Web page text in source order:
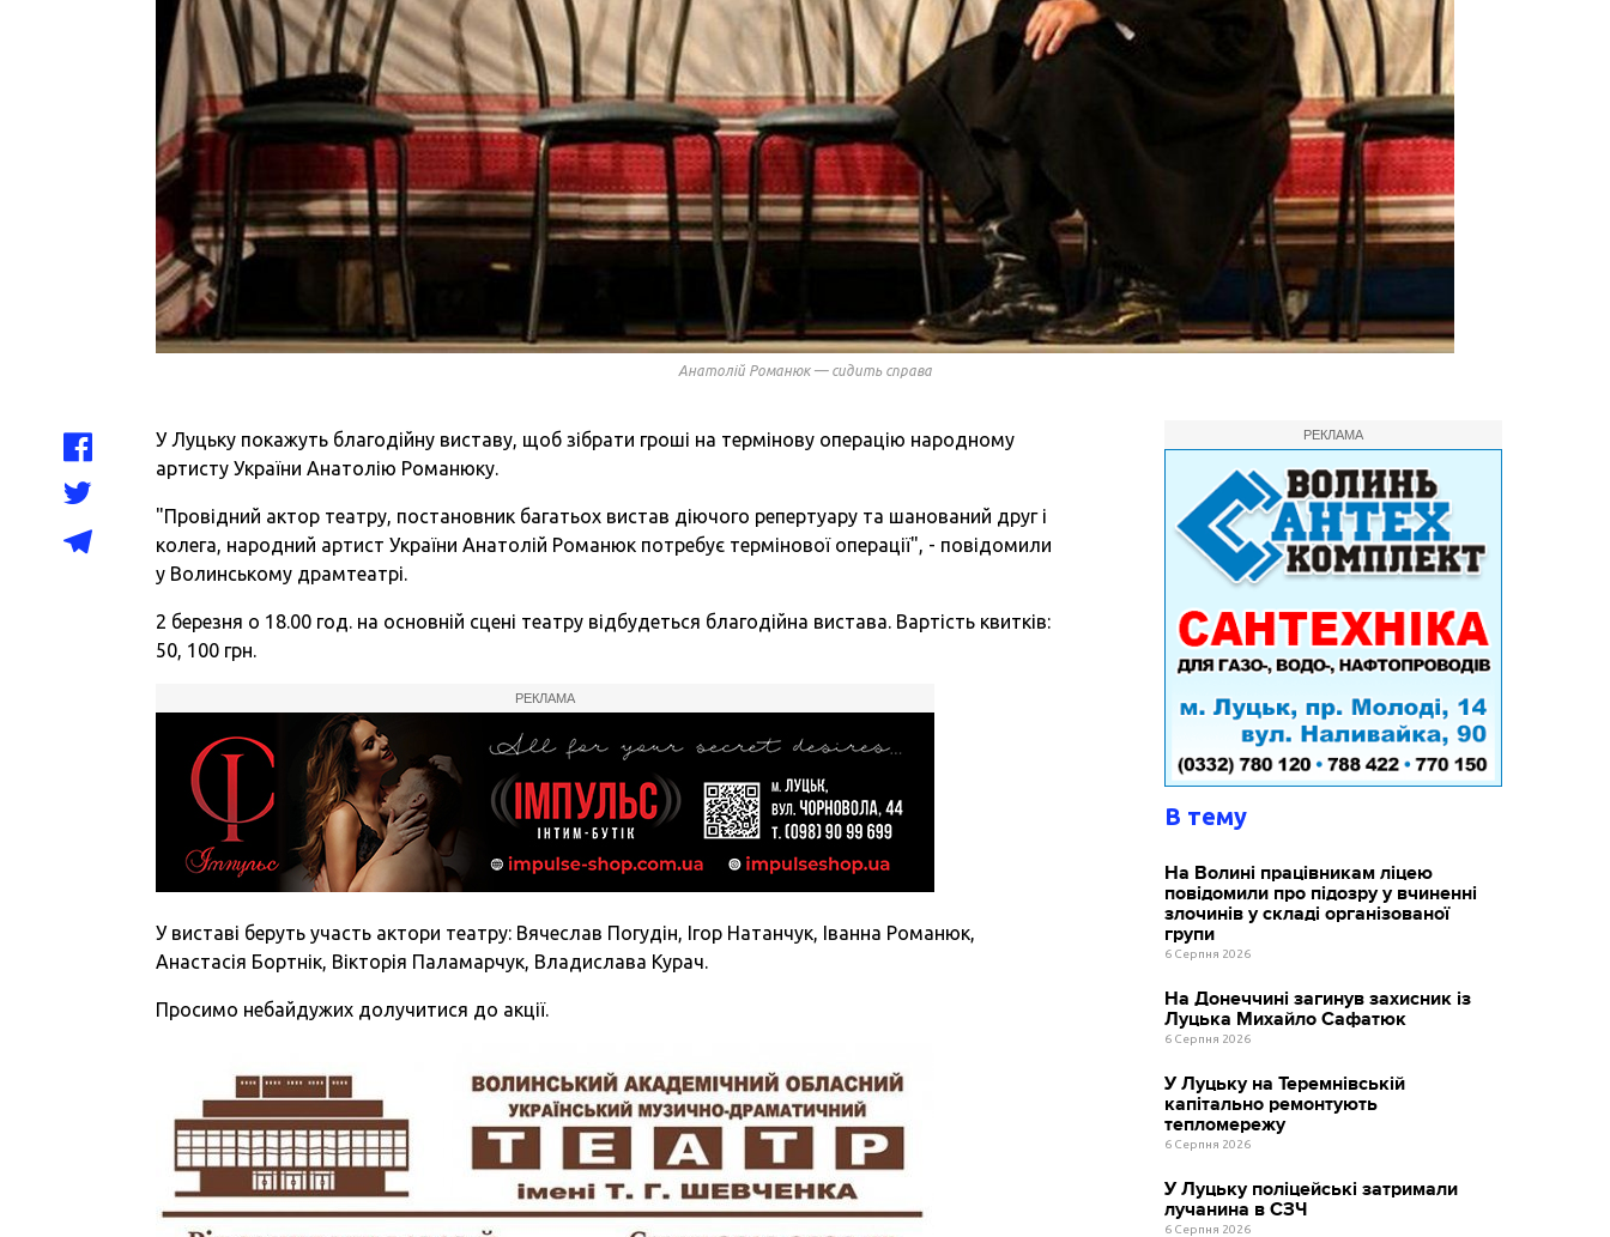
Анатолій Романюк — сидить справа
У Луцьку покажуть благодійну виставу, щоб зібрати гроші на термінову операцію народному
артисту України Анатолію Романюку.
"Провідний актор театру, постановник багатьох вистав діючого репертуару та шанований друг і
колега, народний артист України Анатолій Романюк потребує термінової операції", - повідомили
у Волинському драмтеатрі.
2 березня о 18.00 год. на основній сцені театру відбудеться благодійна вистава. Вартість квитків:
50, 100 грн.
РЕКЛАМА
У виставі беруть участь актори театру: Вячеслав Погудін, Ігор Натанчук, Іванна Романюк,
Анастасія Бортнік, Вікторія Паламарчук, Владислава Курач.
Просимо небайдужих долучитися до акції.
РЕКЛАМА
В тему
На Волині працівникам ліцею
повідомили про підозру у вчиненні
злочинів у складі організованої
групи
6 Серпня 2026
На Донеччині загинув захисник із
Луцька Михайло Сафатюк
6 Серпня 2026
У Луцьку на Теремнівській
капітально ремонтують
тепломережу
6 Серпня 2026
У Луцьку поліцейські затримали
лучанина в СЗЧ
6 Серпня 2026